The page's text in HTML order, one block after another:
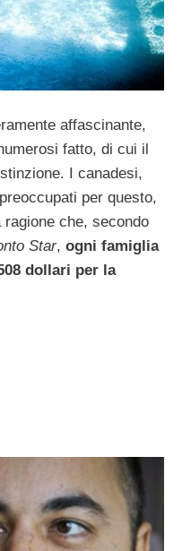
affascinante,
fatto, di cui il
I canadesi,
per questo,
che, secondo
Star, ogni famiglia
dollari per la